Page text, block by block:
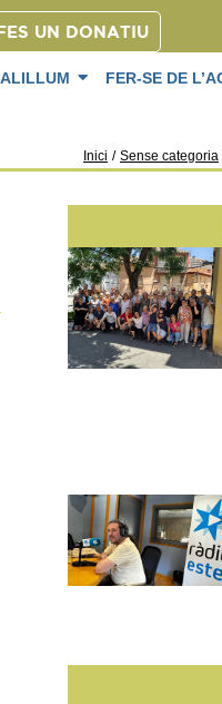
UN DONATIU
FER-SE DE
Inici / Sense categoria